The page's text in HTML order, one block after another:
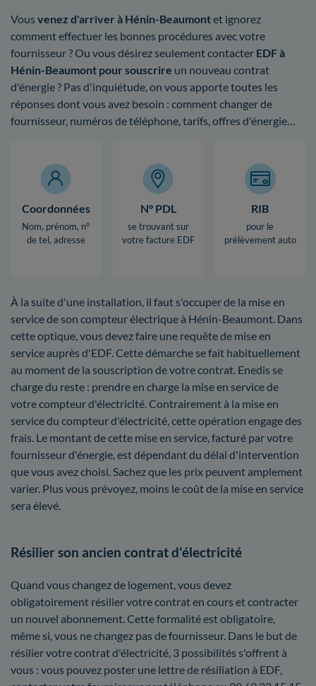
Vous venez d'arriver à Hénin-Beaumontet ignorez
comment effectuer les bonnes procédures avec votre
fournisseur ? Ou vous désirez seulement contacter EDF à
Hénin-Beaumont pour souscrire un nouveau contrat
d'énergie ? Pas d'inquiétude, on vous apporte toutes les
réponses dont vous avez besoin : comment changer de
fournisseur, numéros de téléphone, tarifs, offres d'énergie…
Coordonnées
Nom, prénom, n°
de tel, adresse
N° PDL
se trouvant sur
votre facture EDF
RIB
pour le
prélèvement auto
À la suite d'une installation, il faut s'occuper de la mise en
service de son compteur électrique à Hénin-Beaumont. Dans
cette optique, vous devez faire une requête de mise en
service auprès d'EDF. Cette démarche se fait habituellement
au moment de la souscription de votre contrat. Enedis se
charge du reste : prendre en charge la mise en service de
votre compteur d'électricité. Contrairement à la mise en
service du compteur d'électricité, cette opération engage des
frais. Le montant de cette mise en service, facturé par votre
fournisseur d'énergie, est dépendant du délai d'intervention
que vous avez choisi. Sachez que les prix peuvent amplement
varier. Plus vous prévoyez, moins le coût de la mise en service
sera élevé.
Résilier son ancien contrat d'électricité
Quand vous changez de logement, vous devez
obligatoirement résilier votre contrat en cours et contracter
un nouvel abonnement. Cette formalité est obligatoire,
même si, vous ne changez pas de fournisseur. Dans le but de
résilier votre contrat d'électricité, 3 possibilités s'offrent à
vous : vous pouvez poster une lettre de résiliation à EDF,